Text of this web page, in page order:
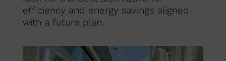
efficiency and energy savings aligned
with a future plan.